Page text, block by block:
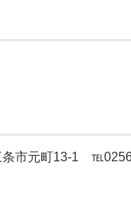
市元町13-1 ℡0256-